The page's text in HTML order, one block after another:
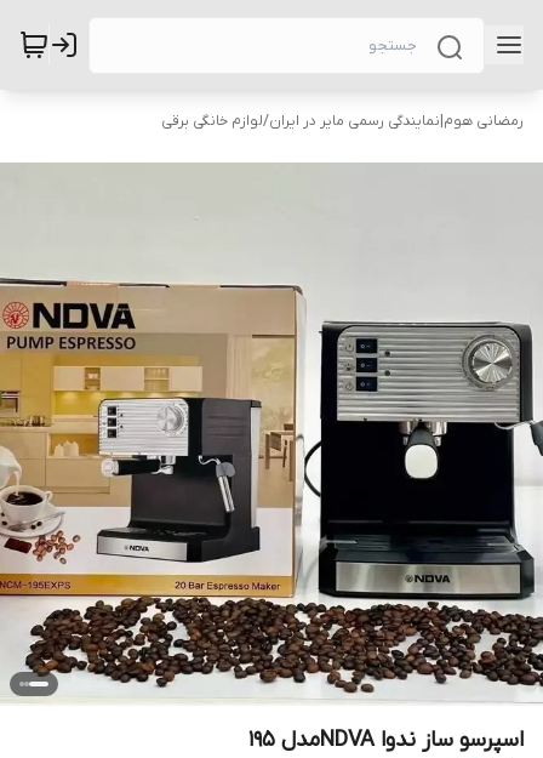
رمضانی هوم|نمایندگی رسمی مایر در ایران/لوازم خانگی برقی
اسپرسو ساز ندوا NDVAمدل 195